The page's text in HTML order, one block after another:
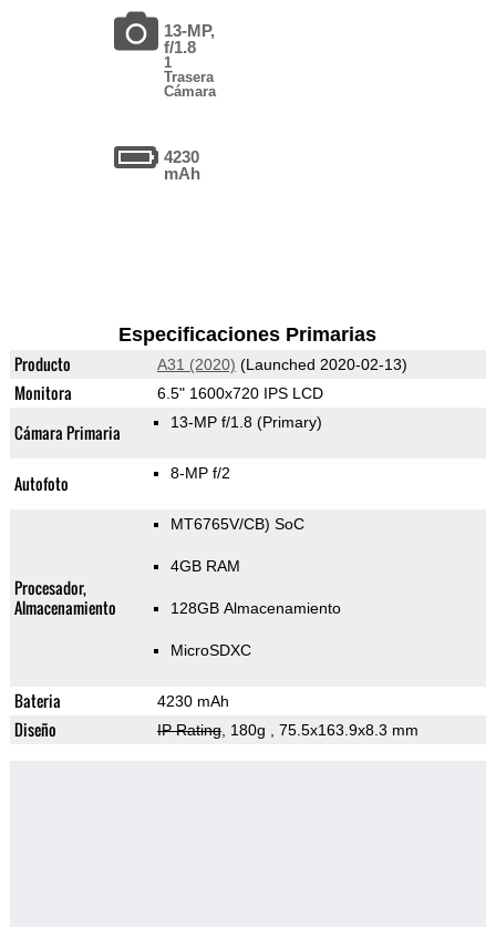
13-MP,
f/1.8
1
Trasera
Cámara
4230
mAh
Especificaciones Primarias
Producto A31 (2020) (Launched 2020-02-13)
Monitora 6.5" 1600x720 IPS LCD
Cámara Primaria 13-MP f/1.8 (Primary)
Autofoto 8-MP f/2
Procesador,
Almacenamiento
MT6765V/CB) SoC
4GB RAM
128GB Almacenamiento
MicroSDXC
Bateria 4230 mAh
Diseño IP Rating, 180g , 75.5x163.9x8.3 mm